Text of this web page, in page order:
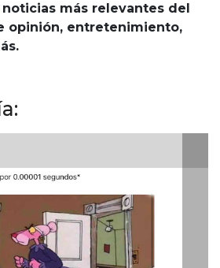
más relevantes del
opinión, entretenimiento,